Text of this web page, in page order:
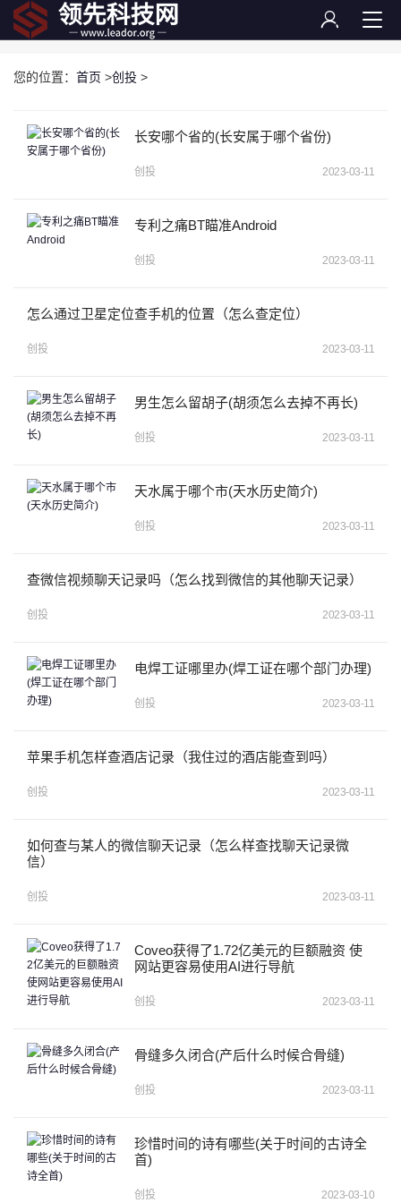
您的位置： 首页 >创投 >
长安哪个省的(长安属于哪个省份)
创投 2023-03-11
专利之痛BT瞄准Android
创投 2023-03-11
怎么通过卫星定位查手机的位置（怎么查定位）
创投 2023-03-11
男生怎么留胡子(胡须怎么去掉不再长)
创投 2023-03-11
天水属于哪个市(天水历史简介)
创投 2023-03-11
查微信视频聊天记录吗（怎么找到微信的其他聊天记录）
创投 2023-03-11
电焊工证哪里办(焊工证在哪个部门办理)
创投 2023-03-11
苹果手机怎样查酒店记录（我住过的酒店能查到吗）
创投 2023-03-11
如何查与某人的微信聊天记录（怎么样查找聊天记录微
信）
创投 2023-03-11
Coveo获得了1.72亿美元的巨额融资 使
网站更容易使用AI进行导航
创投 2023-03-11
骨缝多久闭合(产后什么时候合骨缝)
创投 2023-03-11
珍惜时间的诗有哪些(关于时间的古诗全
首)
创投 2023-03-10